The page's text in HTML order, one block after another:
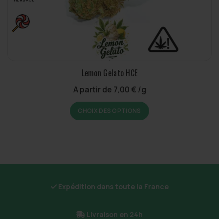
produit
Lemon Gelato HCE
A partir de 7,00 € /g
CHOIX DES OPTIONS
Ce
produit
Expédition dans toute la France
Livraison en 24h